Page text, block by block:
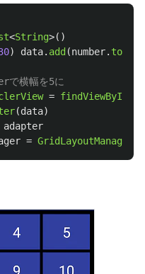
<String>()
) data. add (number.
横幅を5に
= findViewById
(data)
adapter
= GridLayoutManager